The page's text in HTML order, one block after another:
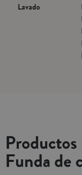
Lavado
Funda de